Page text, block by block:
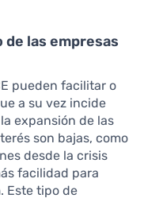
las empresas
pueden facilitar o
a su vez incide
expansión de las
son bajas, como
desde la crisis
facilidad para
. Este tipo de